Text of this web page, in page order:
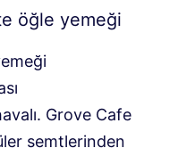
öğle yemeği
Grove Cafe
semtlerinden